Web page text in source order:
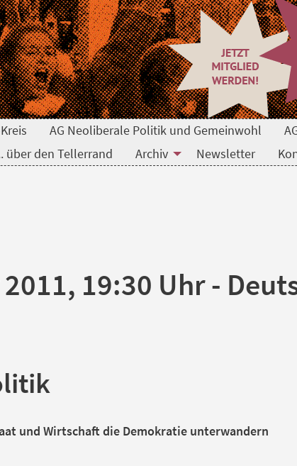
AG Neoliberale Politik und Gemeinwohl
über den Tellerrand Archiv Newsletter
19:30 Uhr -
und Wirtschaft die Demokratie unterwandern